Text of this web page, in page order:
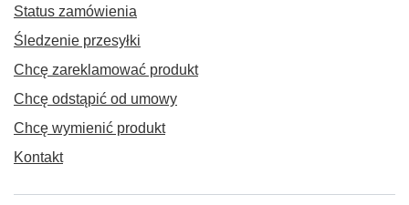
Status zamówienia
Śledzenie przesyłki
Chcę zareklamować produkt
Chcę odstąpić od umowy
Chcę wymienić produkt
Kontakt